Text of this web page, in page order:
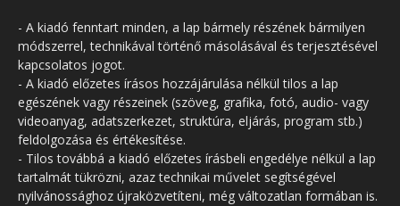
- A kiadó fenntart minden, a lap bármely részének bármilyen
módszerrel, technikával történő másolásával és terjesztésével
kapcsolatos jogot.
- A kiadó előzetes írásos hozzájárulása nélkül tilos a lap
egészének vagy részeinek (szöveg, grafika, fotó, audio- vagy
videoanyag, adatszerkezet, struktúra, eljárás, program stb.)
feldolgozása és értékesítése.
- Tilos továbbá a kiadó előzetes írásbeli engedélye nélkül a lap
tartalmát tükrözni, azaz technikai művelet segítségével
nyilvánossághoz újraközvetíteni, még változatlan formában is.